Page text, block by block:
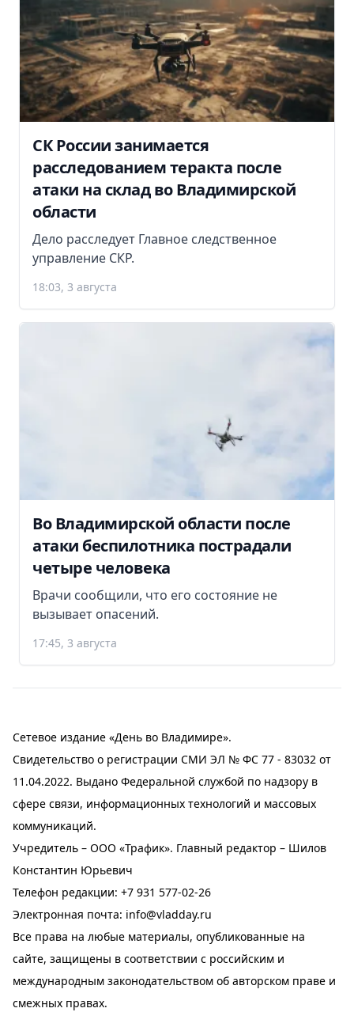
СК России занимается
расследованием теракта после
атаки на склад во Владимирской
области
Дело расследует Главное следственное
управление СКР.
18:03, 3 августа
Во Владимирской области после
атаки беспилотника пострадали
четыре человека
Врачи сообщили, что его состояние не
вызывает опасений.
17:45, 3 августа
Сетевое издание «День во Владимире».
Свидетельство о регистрации СМИ ЭЛ № ФС 77 - 83032 от
11.04.2022. Выдано Федеральной службой по надзору в
сфере связи, информационных технологий и массовых
коммуникаций.
Учредитель – ООО «Трафик». Главный редактор – Шилов
Константин Юрьевич
Телефон редакции: +7 931 577-02-26
Электронная почта: info@vladday.ru
Все права на любые материалы, опубликованные на
сайте, защищены в соответствии с российским и
международным законодательством об авторском праве и
смежных правах.